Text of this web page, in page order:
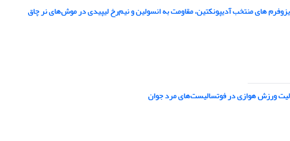
های منتخب آدیپونکتین، مقاومت به انسولین و نیم‌رخ لیپیدی در موش‌های نر چاق
ورزش هوازی در فوتسالیست‌های مرد جوان